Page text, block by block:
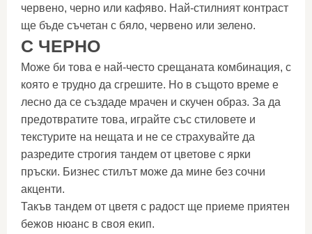
червено, черно или кафяво. Най-стилният контраст
ще бъде съчетан с бяло, червено или зелено.
С ЧЕРНО
Може би това е най-често срещаната комбинация, с
която е трудно да сгрешите. Но в същото време е
лесно да се създаде мрачен и скучен образ. За да
предотвратите това, играйте със стиловете и
текстурите на нещата и не се страхувайте да
разредите строгия тандем от цветове с ярки
пръски. Бизнес стилът може да мине без сочни
акценти.
Такъв тандем от цветя с радост ще приеме приятен
бежов нюанс в своя екип.